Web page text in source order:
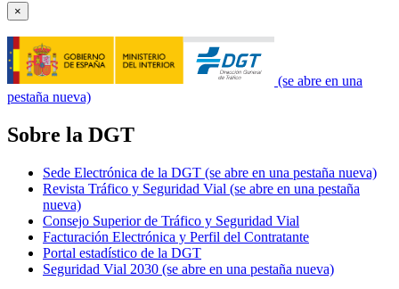
×
(se abre en una
pestaña nueva)
Sobre la DGT
Sede Electrónica de la DGT (se abre en una pestaña nueva)
Revista Tráfico y Seguridad Vial (se abre en una pestaña
nueva)
Consejo Superior de Tráfico y Seguridad Vial
Facturación Electrónica y Perfil del Contratante
Portal estadístico de la DGT
Seguridad Vial 2030 (se abre en una pestaña nueva)